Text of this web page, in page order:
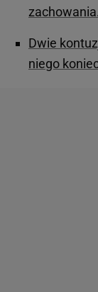
Dwie
niego